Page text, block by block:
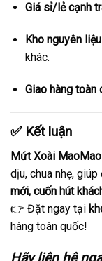
Giá sỉ/lẻ cạnh
Kho nguyên
khác.
Giao hàng toàn
✅ Kết luận
Mứt Xoài
dịu, chua nhẹ,
mới, cuốn hút
👉 Đặt ngay tại
hàng toàn quốc!
Hãy liên hệ